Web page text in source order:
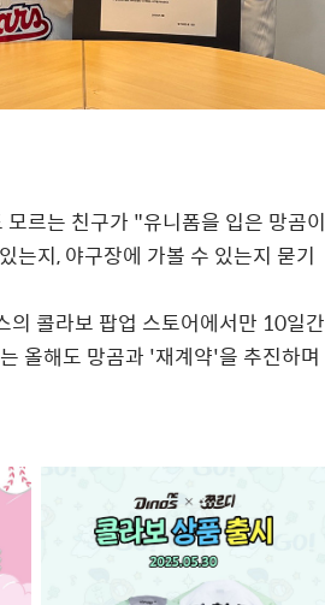
르는 친구가 "유니폼을 입은 망곰이
는지, 야구장에 가볼 수 있는지 묻기
의 콜라보 팝업 스토어에서만 10일간
올해도 망곰과 '재계약'을 추진하며